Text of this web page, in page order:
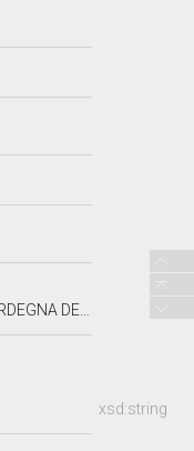
DELLA SARDEGNA"
xsd:string